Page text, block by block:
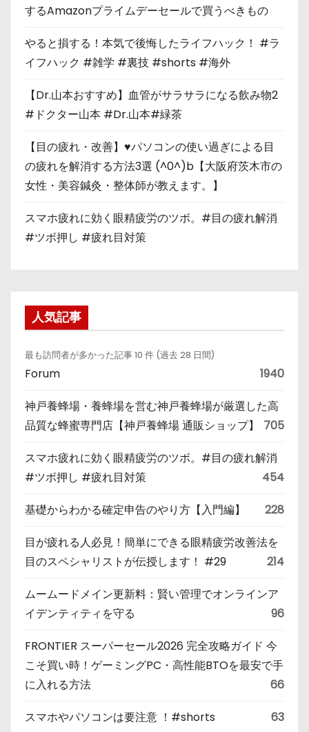
するAmazonプライムデーセールで買うべきもの
やると損する！本気で後悔したライフハック！ #ラ
イフハック #雑学 #裏技 #shorts #海外
【Dr.山本おすすめ】血管がサラサラになる飲み物2
#ドクター山本 #Dr.山本#緑茶
【目の疲れ・改善】♥パソコンの使い過ぎによる目
の疲れを解消する方法3選 (^0^)b【大阪府茨木市の
女性・美容鍼灸・整体師が教えます。】
スマホ疲れに効く眼精疲労のツボ。#目の疲れ解消
#ツボ押し #疲れ目対策
人気記事
最も訪問者が多かった記事 10 件 (過去 28 日間)
Forum 1940
神戸養蜂場・養蜂場を営む神戸養蜂場が厳選した高
品質な蜂蜜専門店【神戸養蜂場 通販ショップ】
705
スマホ疲れに効く眼精疲労のツボ。#目の疲れ解消
#ツボ押し #疲れ目対策
454
基礎からわかる確定申告のやり方【入門編】 228
目が疲れる人必見！簡単にできる眼精疲労改善法を
目のスペシャリストが伝授します！ #29
214
ムームードメイン更新料：賢い管理でオンラインア
イデンティティを守る
96
FRONTIER スーパーセール2026 完全攻略ガイド 今
こそ買い時！ゲーミングPC・高性能BTOを最安で手
に入れる方法
66
スマホやパソコンは要注意 ！#shorts 63